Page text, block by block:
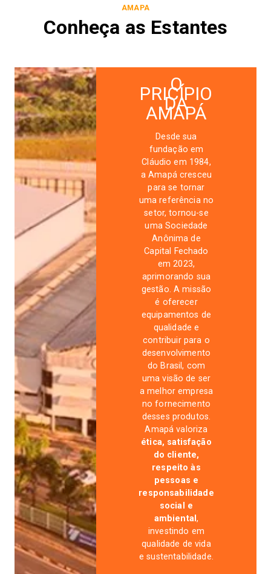
AMAPA
Conheça as Estantes
O
PRICÍPIO
DA
AMAPÁ
Desde sua
fundação em
Cláudio em 1984,
aAmapácresceu
para se tornar
uma referência no
setor, tornou-se
uma Sociedade
Anônima de
Capital Fechado
em 2023,
aprimorando sua
gestão. A missão
é oferecer
equipamentos de
qualidade e
contribuir para o
desenvolvimento
do Brasil, com
uma visão de ser
a melhor empresa
no fornecimento
desses produtos.
Amapá valoriza
ética, satisfação
do cliente,
respeito às
pessoas e
responsabilidade
social e
ambiental,
investindo em
qualidade de vida
e sustentabilidade.